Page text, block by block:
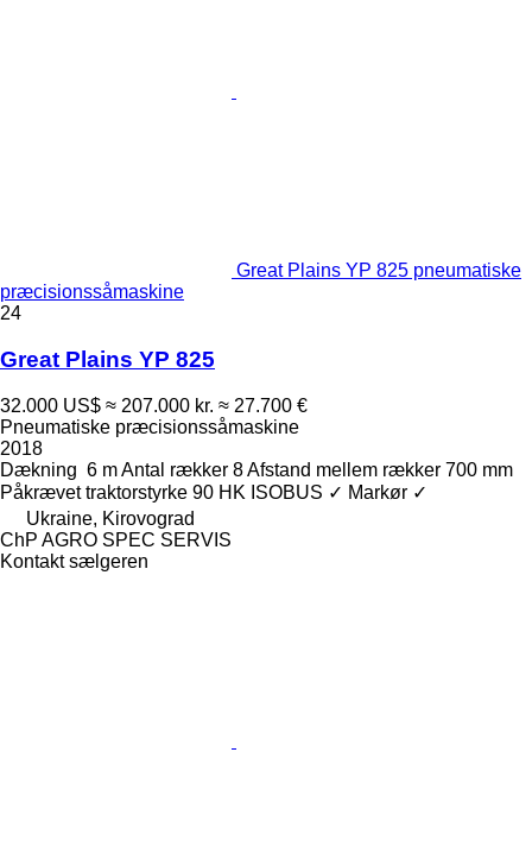
Great Plains YP 825 pneumatiske
præcisionssåmaskine
24
Great Plains YP 825
32.000 US$ ≈ 207.000 kr. ≈ 27.700 €
Pneumatiske præcisionssåmaskine
2018
Dækning 6 mAntal rækker 8Afstand mellem rækker 700 mm
Påkrævet traktorstyrke 90 HK ISOBUS ✓ Markør ✓
Ukraine, Kirovograd
ChP AGRO SPEC SERVIS
Kontakt sælgeren